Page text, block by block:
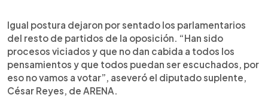
Igual postura dejaron por sentado los parlamentarios
del resto de partidos de la oposición. “Han sido
procesos viciados y que no dan cabida a todos los
pensamientos y que todos puedan ser escuchados, por
eso no vamos a votar”, aseveró el diputado suplente,
César Reyes, de ARENA.